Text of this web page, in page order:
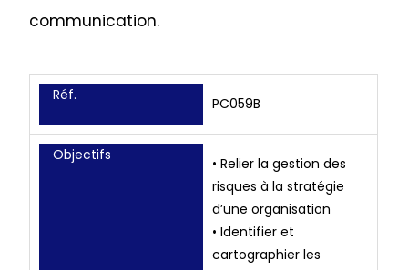
communication.
Réf. PC059B
Objectifs
• Relier la gestion des
risques à la stratégie
d’une organisation
• Identifier et
cartographier les